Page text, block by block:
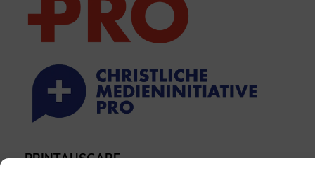
PRINTAUSGABE